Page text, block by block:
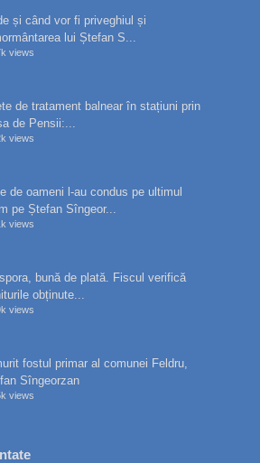
și când vor fi priveghiul și
lui Ștefan S...
views
de tratament balnear în stațiuni prin
de Pensii:...
views
de oameni l-au condus pe ultimul
pe Ștefan Sîngeor...
views
bună de plată. Fiscul verifică
obținute...
views
fostul primar al comunei Feldru,
Sîngeorzan
views